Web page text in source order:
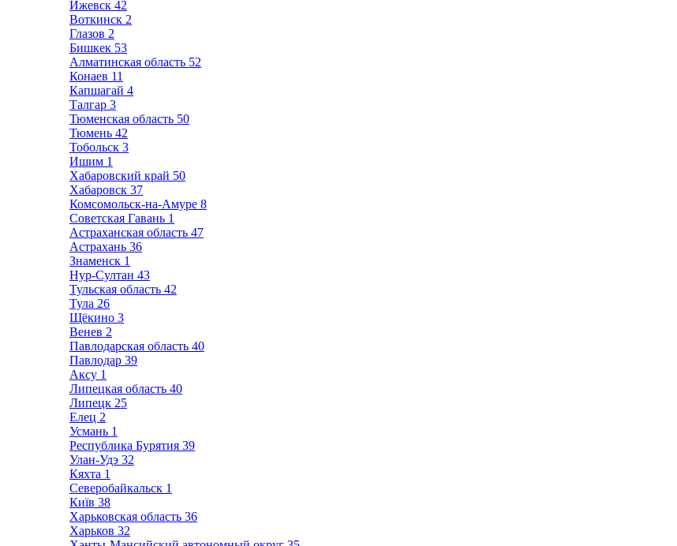
Ижевск 42
Воткинск 2
Глазов 2
Бишкек 53
Алматинская область 52
Конаев 11
Капшагай 4
Талгар 3
Тюменская область 50
Тюмень 42
Тобольск 3
Ишим 1
Хабаровский край 50
Хабаровск 37
Комсомольск-на-Амуре 8
Советская Гавань 1
Астраханская область 47
Астрахань 36
Знаменск 1
Нур-Султан 43
Тульская область 42
Тула 26
Щёкино 3
Венев 2
Павлодарская область 40
Павлодар 39
Аксу 1
Липецкая область 40
Липецк 25
Елец 2
Усмань 1
Республика Бурятия 39
Улан-Удэ 32
Кяхта 1
Северобайкальск 1
Київ 38
Харьковская область 36
Харьков 32